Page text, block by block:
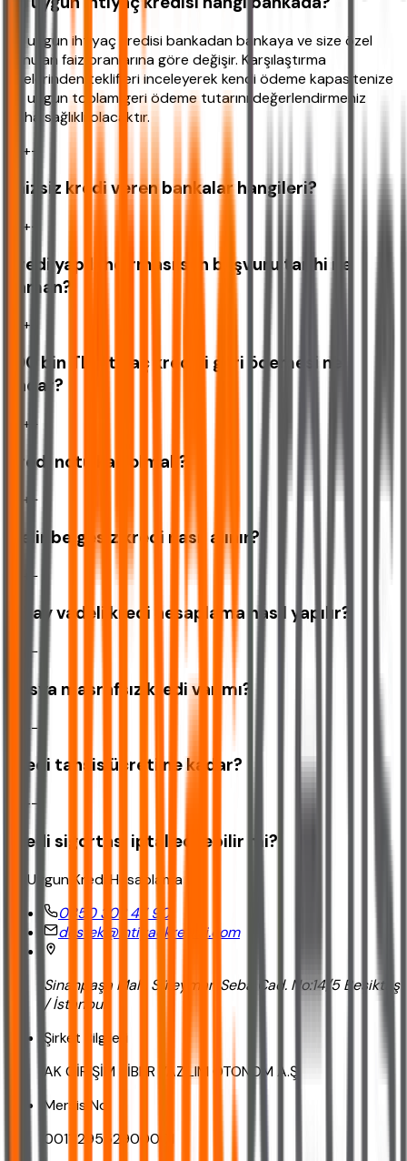
En uygun ihtiyaç kredisi bankadan bankaya ve size özel
sunulan faiz oranlarına göre değişir. Karşılaştırma
sitelerinden teklifleri inceleyerek kendi ödeme kapasitenize
en uygun toplam geri ödeme tutarını değerlendirmeniz
daha sağlıklı olacaktır.
+−
Faizsiz kredi veren bankalar hangileri?
+−
Kredi yapılandırması son başvuru tarihi ne
zaman?
+
100 bin TL ihtiyaç kredisi geri ödemesi ne
kadar?
+ −
Kredi notu kaç olmalı?
+ −
Gelir belgesiz kredi nasıl alınır?
−
36 ay vadeli kredi hesaplama nasıl yapılır?
−
Dosya masrafsız kredi var mı?
−
Kredi tahsis ücreti ne kadar?
+−
Kredi sigortası iptal edilebilir mi?
En Uygun Kredi Hesaplama
0850 302 47 90
destek@ihtiyackredisi.com
Sinanpaşa Mah. Süleyman Seba Cad. No:14/5 Beşiktaş
/ İstanbul
Şirket Bilgileri
AK GİRİŞİM SİBER YAZILIM OTONOM A.Ş.
Mersis No
0011129552900001